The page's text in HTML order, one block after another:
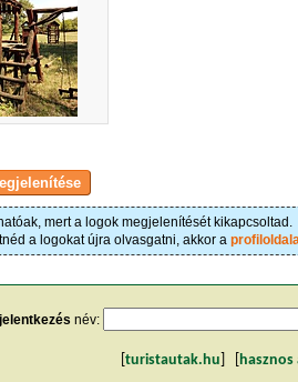
mert a logok megjelenítését kikapcsoltad.
a logokat újra olvasgatni, akkor a
név:
turistautak.hu